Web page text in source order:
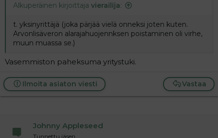
Alkuperäinen kirjoittaja vierailija:
t. yksinyrittäjä (joka pärjää vielä onneksi joten kuten.
Arvonlisäveron alarajahuojennksen poistaminen oli virhe,
muun muassa se.)
Vasemmiston paheksuma yritystuki.
Vastaa
Ilmoita asiaton viesti
Johnny Appleseed
Tunnettu jäsen